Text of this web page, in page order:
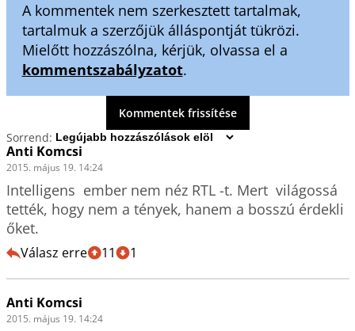
A kommentek nem szerkesztett tartalmak,
tartalmuk a szerzőjük álláspontját tükrözi.
Mielőtt hozzászólna, kérjük, olvassa el a
kommentszabályzatot.
Kommentek frissítése
Sorrend:
Anti Komcsi
2015. május 19. 14:24
Intelligens  ember nem néz RTL -t. Mert  világossá
tették, hogy nem a tények, hanem a bosszú érdekli
őket.
Válasz erre 11 1
Anti Komcsi
2015. május 19. 14:24